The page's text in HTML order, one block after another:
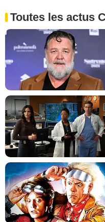
Toutes les actus